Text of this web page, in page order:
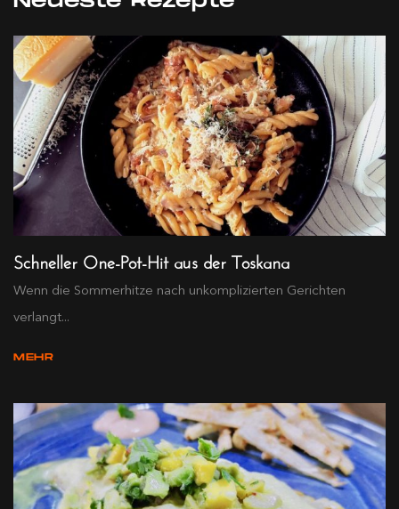
Schneller One-Pot-Hit aus der Toskana
Wenn die Sommerhitze nach unkomplizierten Gerichten
verlangt...
MEHR